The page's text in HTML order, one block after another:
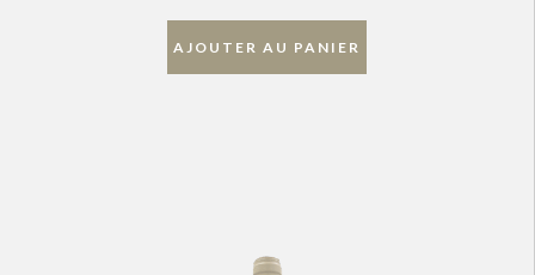
AJOUTER AU PANIER